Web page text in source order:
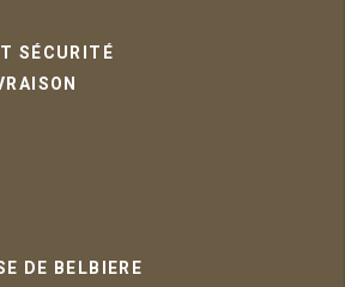
SÉCURITÉ
DE BELBIERE